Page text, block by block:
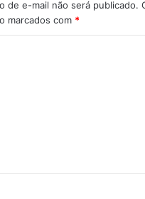
de e-mail não será publicado.
marcados com *